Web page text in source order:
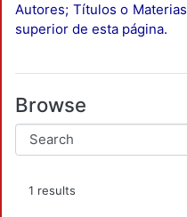
Autores; Títulos o
superior de esta página.
Browse
1 results